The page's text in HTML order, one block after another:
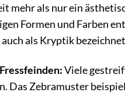
mehr als nur ein
Formen und Farben
als Kryptik
Viele
Das Zebramuster